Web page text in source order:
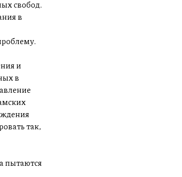
свобод.
в
и
в
так,
пытаются